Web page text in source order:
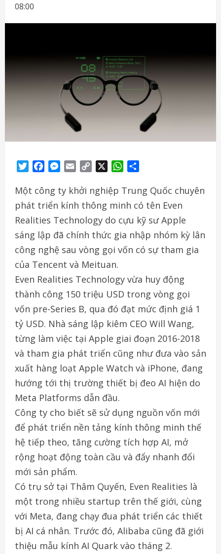
08:00
TwitterFacebookMessenger
Email
Copy
WhatsApp
Một công ty khởi nghiệp Trung Quốc chuyên
phát triển kính thông minh có tên Even
Realities Technology do cựu kỹ sư Apple
sáng lập đã chính thức gia nhập nhóm kỳ lân
công nghệ sau vòng gọi vốn có sự tham gia
của Tencent và Meituan.
Even Realities Technology vừa huy động
thành công 150 triệu USD trong vòng gọi
vốn pre-Series B, qua đó đạt mức định giá 1
tỷ USD. Nhà sáng lập kiêm CEO Will Wang,
từng làm việc tại Apple giai đoạn 2016-2018
và tham gia phát triển cũng như đưa vào sản
xuất hàng loạt Apple Watch và iPhone, đang
hướng tới thị trường thiết bị đeo AI hiện do
Meta Platforms dẫn đầu.
Công ty cho biết sẽ sử dụng nguồn vốn mới
để phát triển nền tảng kính thông minh thế
hệ tiếp theo, tăng cường tích hợp AI, mở
rộng hoạt động toàn cầu và đẩy nhanh đổi
mới sản phẩm.
Có trụ sở tại Thâm Quyến, Even Realities là
một trong nhiều startup trên thế giới, cùng
với Meta, đang chạy đua phát triển các thiết
bị AI cá nhân. Trước đó, Alibaba cũng đã giới
thiệu mẫu kính AI Quark vào tháng 2.